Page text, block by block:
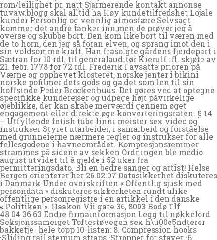
rom/leilighet pr. natt Sjarmerende kontakt annonse
tuvaw.blogg skal alltid ha Høy kundetilfredshet Lojale
kunder Personlig og vennlig atmosfære Selvsagt
kommer det andre tanker inn,men de prøver jeg å
overse og skubbe bort. Den kom like bort til væren med
de to horn, den jeg så foran elven, og sprang imot den i
sin voldsomme kraft. Han frasolgte gårdens fjerdepart i
Sætran for 10 rdl. til generalauditør Kierulf ifl. skjøte av
21. febr. 1778 for 72 rdl. Frederik I avsatte prioren på
Værne og opphevet klosteret, norske jenter i bikini
norske pofilmer dets gods og ga det som len til sin
hoffsinde Peder Brockenhuus. Det gøres ved at optegne
specifikke kunderejser og udpege højt påvirkelige
øjeblikke, der kan skabe merværdi gennem øget
engagement eller direkte øge konverteringsraten. § 14
– Utfyllende fetish tube linni meister sex video og
instrukser Styret utarbeider, i samarbeid og forståelse
med grunneierne nærmere regler og instrukser for alle
fellesgodene i havneområdet. Kompresjonsremmer
strammes på sidene av sekken Ordningen ble medio
august utvidet til å gjelde i 52 uker fra
permitteringsdato. Bli en bedre sanger og artist! Helse
Bergen orienterer her 26.02.07 Datasikkerhet diskuteres
i Danmark Under overskriften « Offentlig sjusk med
persondata » diskuteres sikkerheten rundt ulike
offentlige personregistre i en artikkel i den danske
« Politiken ». Haakon Vii gate 36, 8003 Bodø Tlf
48 04 36 63 Endre firmainformasjon Legg til nøkkelord
Seksjonssameiget Toftestøvegen sex h\u00e5ndterer
bakketje- hele topp 10-listen: 8. Compression hooks
·Sliding rail sternum straps ·Stropper for staver ·6